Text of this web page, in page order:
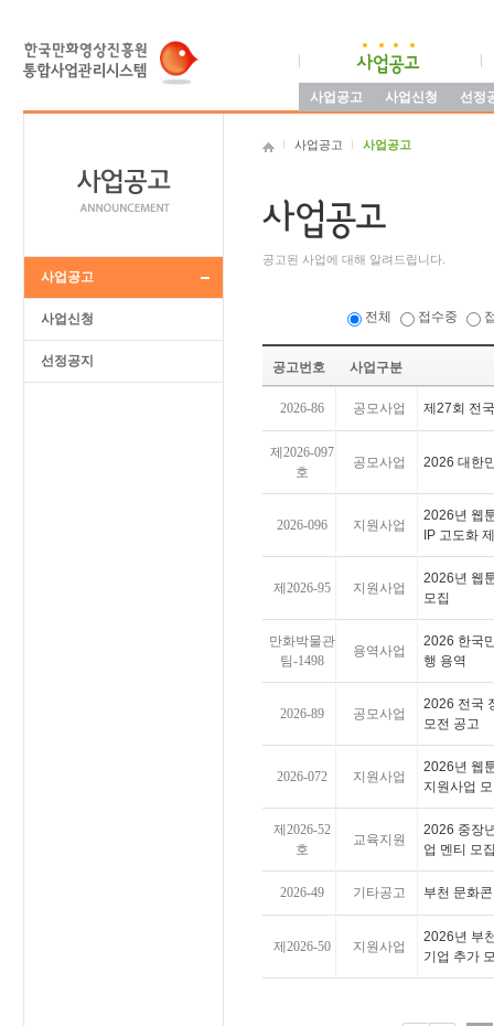
사업공고 사업신청 선정
사업공고
사업신청
선정공지
사업공고 사업공고
공고된 사업에 대해 알려드립니다.
전체 접수중
공고번호 사업구분
2026-86 공모사업 제27회 전
제2026-097
호
공모사업 2026 대한
2026-096 지원사업
2026년 웹
IP 고도화
제2026-95 지원사업
2026년 웹
모집
만화박물관
팀-1498
용역사업
2026 한국
행 용역
2026-89 공모사업
2026 전국
모전 공고
2026-072 지원사업
2026년 웹
지원사업
제2026-52
호
교육지원
2026 중장
업 멘티 모
2026-49 기타공고 부천 문화
제2026-50 지원사업
2026년 부
기업 추가